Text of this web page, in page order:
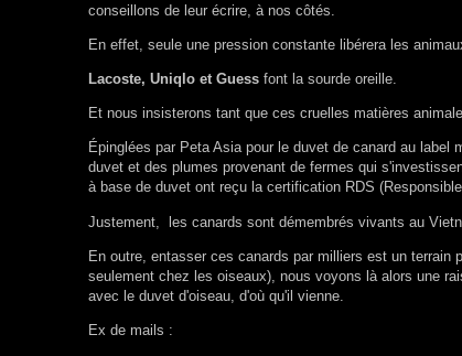
conseillons de leur écrire, à nos côtés.
En effet, seule une pression constante libérera les
Lacoste, Uniqlo et Guess font la sourde oreille.
Et nous insisterons tant que ces cruelles matières
Épinglées par Peta Asia pour le duvet de canard au
duvet et des plumes provenant de fermes qui
à base de duvet ont reçu la certification RDS
Justement, les canards sont démembrés vivants au
En outre, entasser ces canards par milliers est un
seulement chez les oiseaux), nous voyons là alors une
avec le duvet d'oiseau, d'où qu'il vienne.
Ex de mails :